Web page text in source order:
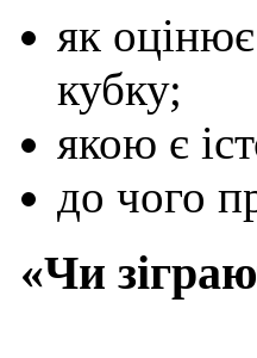
як
кубку;
якою є
до чого
«Чи